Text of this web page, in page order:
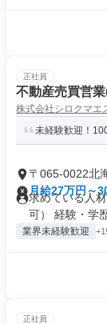
正社員
不動産売買営
株式会社シロクマエ
未経験歓迎！
〒065-0022北
月給27万円～
求めている人
可） 経験・学
業界未経験歓迎
正社員